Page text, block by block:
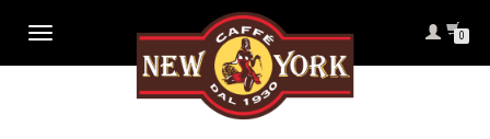
NAVIGATION
0